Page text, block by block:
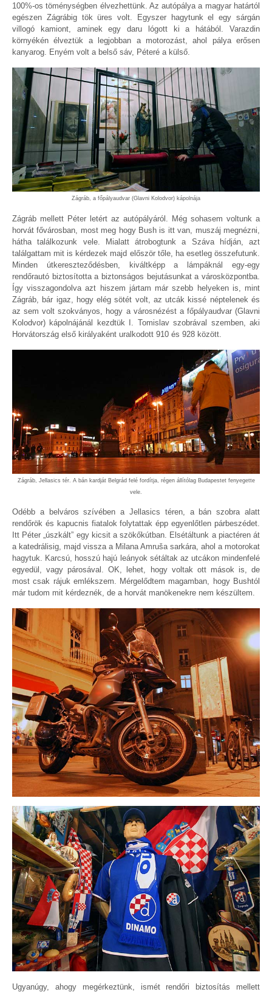
100%-os töménységben élvezhettünk. Az autópálya a magyar határtól
egészen Zágrábig tök üres volt. Egyszer hagytunk el egy sárgán
villogó kamiont, aminek egy daru lógott ki a hátából. Varazdin
környékén élveztük a legjobban a motorozást, ahol pálya erősen
kanyarog. Enyém volt a belső sáv, Péteré a külső.
Zágráb, a főpályaudvar (Glavni Kolodvor) kápolnája
Zágráb mellett Péter letért az autópályáról. Még sohasem voltunk a
horvát fővárosban, most meg hogy Bush is itt van, muszáj megnézni,
hátha találkozunk vele. Mialatt átrobogtunk a Száva hídján, azt
találgattam mit is kérdezek majd először tőle, ha esetleg összefutunk.
Minden útkereszteződésben, kiváltképp a lámpáknál egy-egy
rendőrautó biztosította a biztonságos bejutásunkat a városközpontba.
Így visszagondolva azt hiszem jártam már szebb helyeken is, mint
Zágráb, bár igaz, hogy elég sötét volt, az utcák kissé néptelenek és
az sem volt szokványos, hogy a városnézést a főpályaudvar (Glavni
Kolodvor) kápolnájánál kezdtük I. Tomislav szobrával szemben, aki
Horvátország első királyaként uralkodott 910 és 928 között.
Zágráb, Jellasics tér. A bán kardját Belgrád felé fordítja, régen állítólag Budapestet fenyegette
vele.
Odébb a belváros szívében a Jellasics téren, a bán szobra alatt
rendőrök és kapucnis fiatalok folytattak épp egyenlőtlen párbeszédet.
Itt Péter „úszkált” egy kicsit a szökőkútban. Elsétáltunk a piactéren át
a katedrálisig, majd vissza a Milana Amruša sarkára, ahol a motorokat
hagytuk. Karcsú, hosszú hajú leányok sétáltak az utcákon mindenfelé
egyedül, vagy párosával. OK, lehet, hogy voltak ott mások is, de
most csak rájuk emlékszem. Mérgelődtem magamban, hogy Bushtól
már tudom mit kérdeznék, de a horvát manökenekre nem készültem.
Ugyanúgy, ahogy megérkeztünk, ismét rendőri biztosítás mellett